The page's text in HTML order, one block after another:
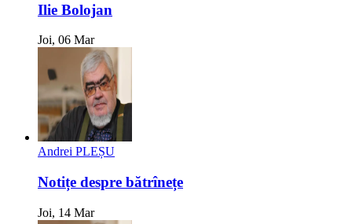
Ilie Bolojan
Joi, 06 Mar
Andrei PLEȘU
Notițe despre bătrînețe
Joi, 14 Mar